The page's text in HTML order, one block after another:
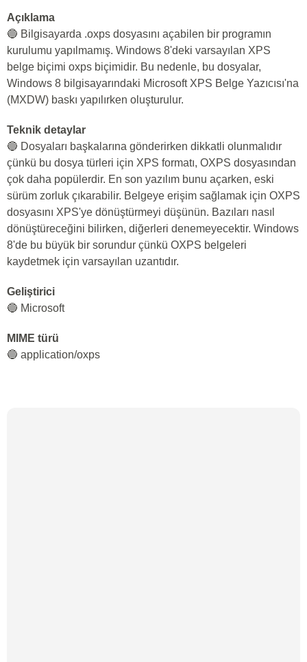
Açıklama
🔵 Bilgisayarda .oxps dosyasını açabilen bir programın
kurulumu yapılmamış. Windows 8'deki varsayılan XPS
belge biçimi oxps biçimidir. Bu nedenle, bu dosyalar,
Windows 8 bilgisayarındaki Microsoft XPS Belge Yazıcısı'na
(MXDW) baskı yapılırken oluşturulur.
Teknik detaylar
🔵 Dosyaları başkalarına gönderirken dikkatli olunmalıdır
çünkü bu dosya türleri için XPS formatı, OXPS dosyasından
çok daha popülerdir. En son yazılım bunu açarken, eski
sürüm zorluk çıkarabilir. Belgeye erişim sağlamak için OXPS
dosyasını XPS'ye dönüştürmeyi düşünün. Bazıları nasıl
dönüştüreceğini bilirken, diğerleri denemeyecektir. Windows
8'de bu büyük bir sorundur çünkü OXPS belgeleri
kaydetmek için varsayılan uzantıdır.
Geliştirici
🔵 Microsoft
MIME türü
🔵 application/oxps